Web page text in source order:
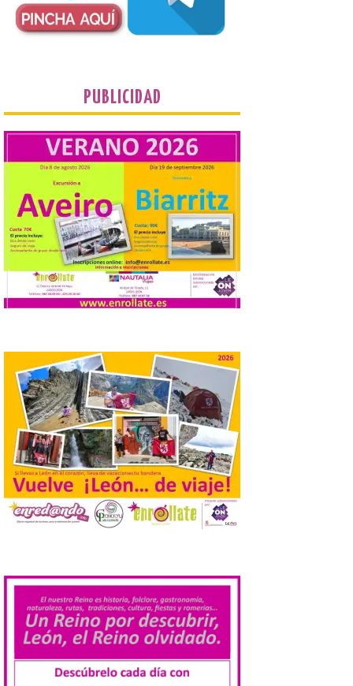
juvenil de la Asociación
Enróllate, la Asociación
Conceyu País Llionés y el Diario de
macroevento, un festival
cultural transformador
que apuesta por el legado.
6 Ago 2026
Los días 7, 8 y 9 de agosto
de 2026, Camarzana de
Tera volverá a convertirse
en punto de encuentro,
con la Villa Romana de
Orpheus. Vivimos un momento en el que la
música en directo mueve grandes
El Ayuntamiento de
Cabrillanes analizará,
conforme a la legalidad, la
solicitud para la
celebración del Iberia
Eclipse Festival
6 Ago 2026
Durante la mañana de ayer
miércoles ha sido
registrada en el
informaciones aparecidas en distintos
medios de comunicación sobre la posible
celebración del denominado Iberia
Eclipse Festival en […]
La Universidad de León
retoma las excavaciones
PUBLICIDAD